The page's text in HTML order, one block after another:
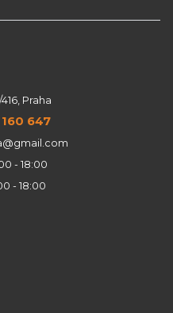
Praha
647
- 18:00
- 18:00